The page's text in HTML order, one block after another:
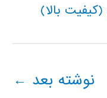
بالا)
نوشته بعد ←